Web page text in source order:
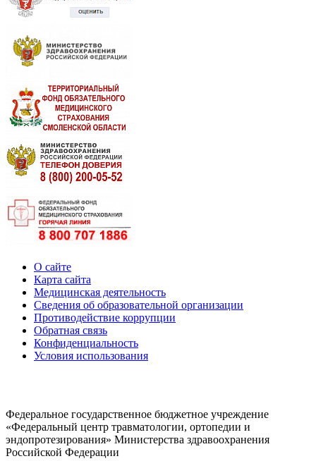
О сайте
Карта сайта
Медицинская деятельность
Сведения об образовательной организации
Противодействие коррупции
Обратная связь
Конфиденциальность
Условия использования
Федеральное государственное бюджетное учреждение
«Федеральный центр травматологии, ортопедии и
эндопротезирования» Министерства здравоохранения
Российской Федерации